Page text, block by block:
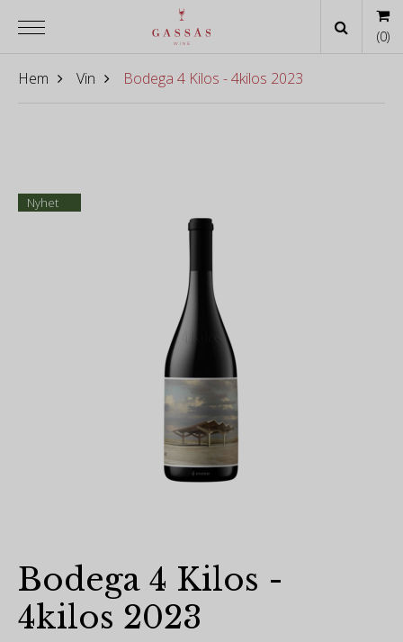
Hem Vin Bodega 4 Kilos - 4kilos 2023
Nyhet
Bodega 4 Kilos -
4kilos 2023
(0)